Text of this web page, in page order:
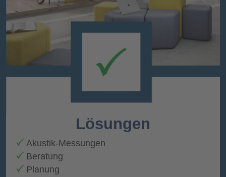
Lösungen
Akustik-Messungen
Beratung
Planung